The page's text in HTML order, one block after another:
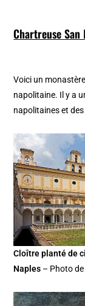
Chartreuse
Voici un
napolitaine. Il y a
napolitaines et
Cloître planté de
Naples – Photo de